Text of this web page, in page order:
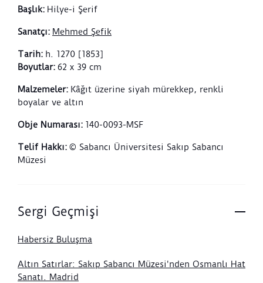
hilyeyi çevreler.
Başlık: Hilye-i Şerif
Sanatçı: Mehmed Şefik
Tarih: h. 1270 [1853]
Boyutlar: 62 x 39 cm
Malzemeler: Kâğıt üzerine siyah mürekkep, renkli
boyalar ve altın
Obje Numarası: 140-0093-MSF
Telif Hakkı: © Sabancı Üniversitesi Sakıp Sabancı
Müzesi
Sergi Geçmişi
Habersiz Buluşma
Altın Satırlar: Sakıp Sabancı Müzesi'nden Osmanlı Hat
Sanatı. Madrid